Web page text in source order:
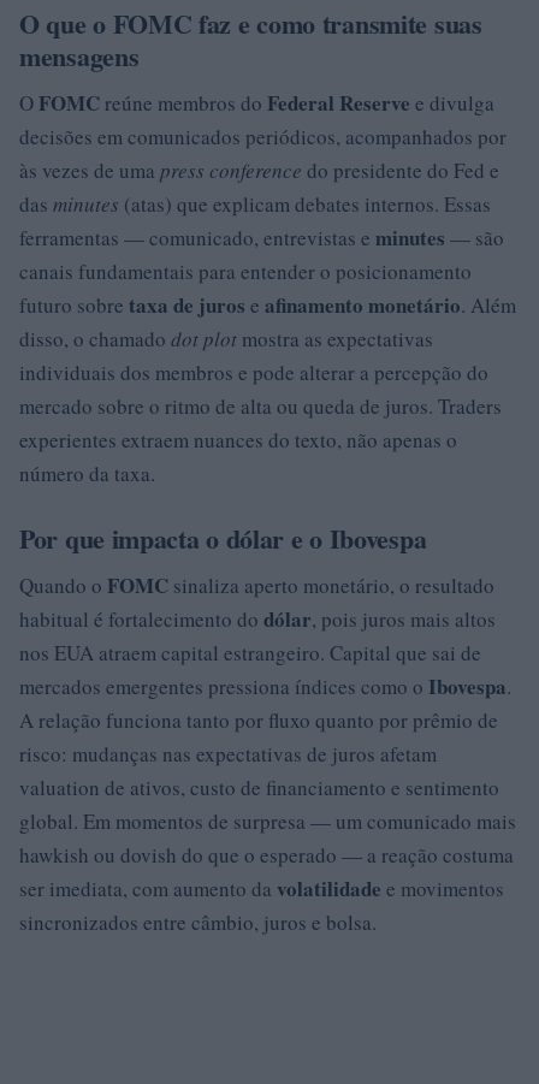
O que o FOMC faz e como transmite suas
mensagens
O FOMC reúne membros do Federal Reserve e divulga
decisões em comunicados periódicos, acompanhados por
às vezes de uma press conference do presidente do Fed e
das minutes (atas) que explicam debates internos. Essas
ferramentas — comunicado, entrevistas e minutes — são
canais fundamentais para entender o posicionamento
futuro sobre taxa de juros e afinamento monetário. Além
disso, o chamado dot plot mostra as expectativas
individuais dos membros e pode alterar a percepção do
mercado sobre o ritmo de alta ou queda de juros. Traders
experientes extraem nuances do texto, não apenas o
número da taxa.
Por que impacta o dólar e o Ibovespa
Quando o FOMC sinaliza aperto monetário, o resultado
habitual é fortalecimento do dólar, pois juros mais altos
nos EUA atraem capital estrangeiro. Capital que sai de
mercados emergentes pressiona índices como o Ibovespa.
A relação funciona tanto por fluxo quanto por prêmio de
risco: mudanças nas expectativas de juros afetam
valuation de ativos, custo de financiamento e sentimento
global. Em momentos de surpresa — um comunicado mais
hawkish ou dovish do que o esperado — a reação costuma
ser imediata, com aumento da volatilidade e movimentos
sincronizados entre câmbio, juros e bolsa.